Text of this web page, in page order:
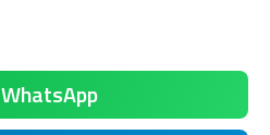
WhatsApp